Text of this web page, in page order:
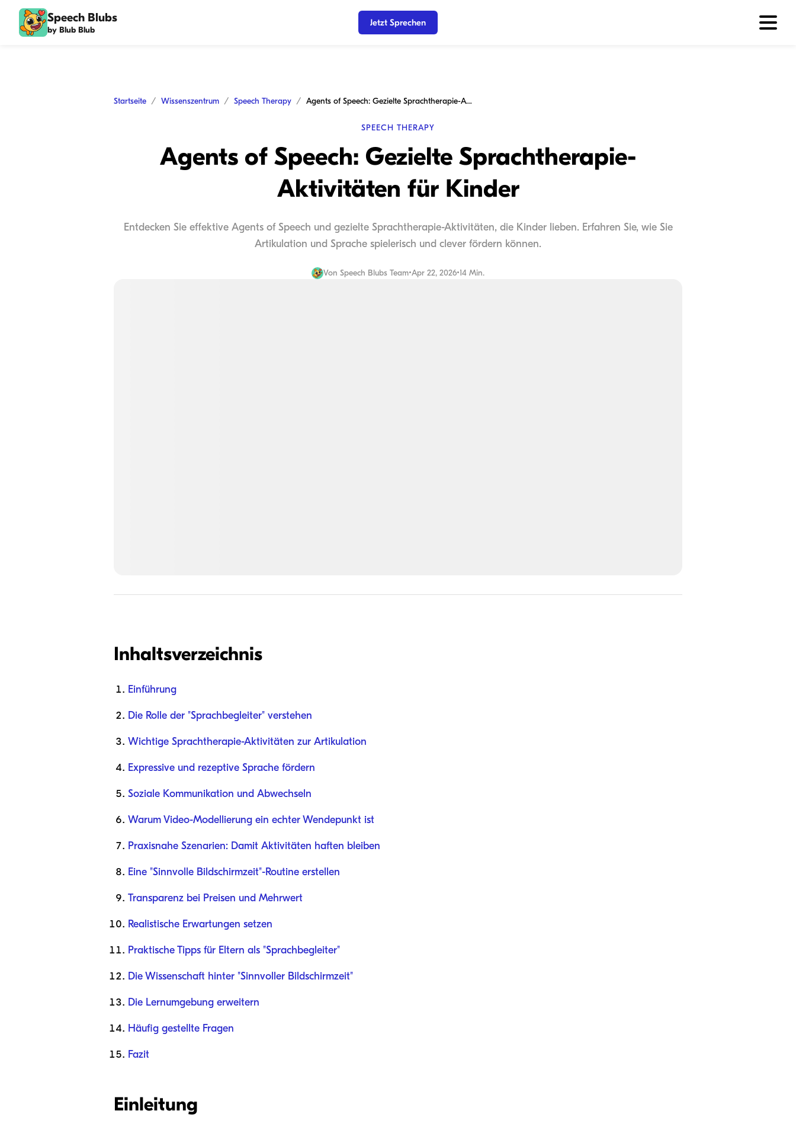
Speech Blubs
by Blub Blub
Jetzt Sprechen
Startseite Wissenszentrum Speech Therapy Agents of Speech: Gezielte Sprachtherapie-Aktivitäten für Kinder
SPEECH THERAPY
Agents of Speech: Gezielte Sprachtherapie-
Aktivitäten für Kinder
Entdecken Sie effektive Agents of Speech und gezielte Sprachtherapie-Aktivitäten, die Kinder lieben. Erfahren Sie, wie Sie
Artikulation und Sprache spielerisch und clever fördern können.
Von Speech Blubs Team•Apr 22, 2026•14 Min.
Inhaltsverzeichnis
Einführung
Die Rolle der "Sprachbegleiter" verstehen
Wichtige Sprachtherapie-Aktivitäten zur Artikulation
Expressive und rezeptive Sprache fördern
Soziale Kommunikation und Abwechseln
Warum Video-Modellierung ein echter Wendepunkt ist
Praxisnahe Szenarien: Damit Aktivitäten haften bleiben
Eine "Sinnvolle Bildschirmzeit"-Routine erstellen
Transparenz bei Preisen und Mehrwert
Realistische Erwartungen setzen
Praktische Tipps für Eltern als "Sprachbegleiter"
Die Wissenschaft hinter "Sinnvoller Bildschirmzeit"
Die Lernumgebung erweitern
Häufig gestellte Fragen
Fazit
Einleitung